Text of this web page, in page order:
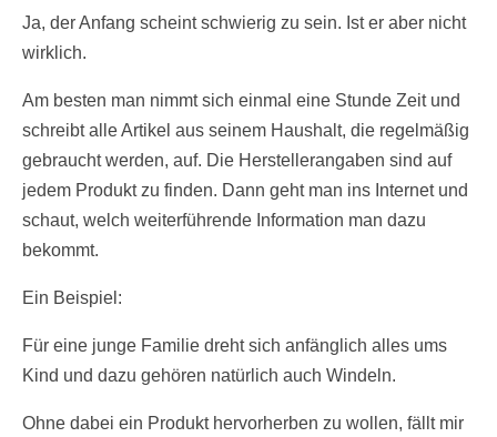
Ja, der Anfang scheint schwierig zu sein. Ist er aber nicht
wirklich.
Am besten man nimmt sich einmal eine Stunde Zeit und
schreibt alle Artikel aus seinem Haushalt, die regelmäßig
gebraucht werden, auf. Die Herstellerangaben sind auf
jedem Produkt zu finden. Dann geht man ins Internet und
schaut, welch weiterführende Information man dazu
bekommt.
Ein Beispiel:
Für eine junge Familie dreht sich anfänglich alles ums
Kind und dazu gehören natürlich auch Windeln.
Ohne dabei ein Produkt hervorherben zu wollen, fällt mir